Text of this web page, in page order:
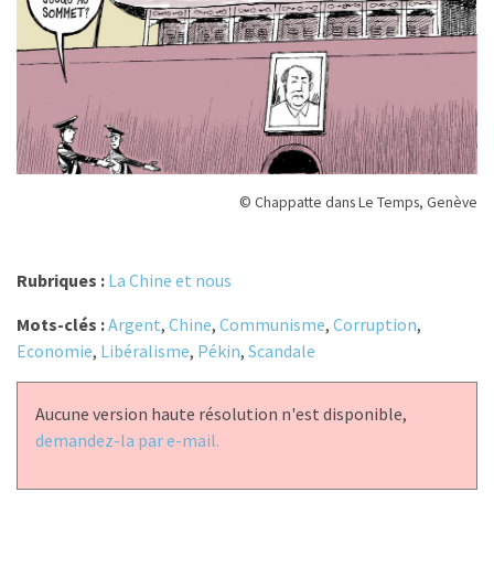
© Chappatte dans Le Temps, Genève
Rubriques : La Chine et nous
Mots-clés :Argent, Chine, Communisme, Corruption,
Economie, Libéralisme, Pékin, Scandale
Aucune version haute résolution n'est disponible,
demandez-la par e-mail.